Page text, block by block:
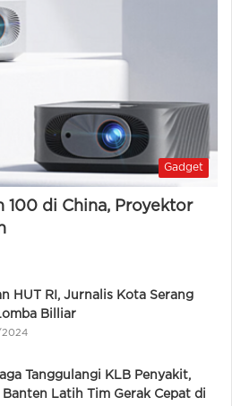
Gadget
100 di China, Proyektor
HUT RI, Jurnalis Kota Serang
Billiar
Tanggulangi KLB Penyakit,
Banten Latih Tim Gerak Cepat di